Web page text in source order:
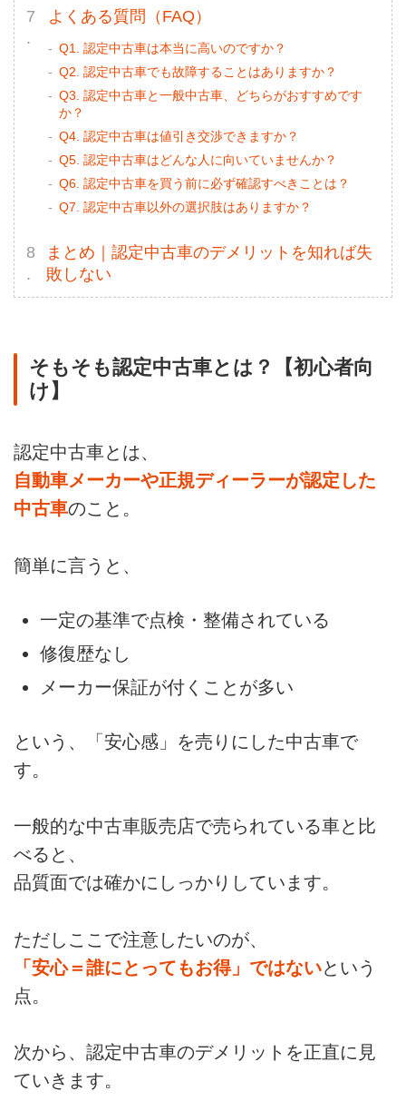
よくある質問（FAQ）
Q1. 認定中古車は本当に高いのですか？
Q2. 認定中古車でも故障することはありますか？
Q3. 認定中古車と一般中古車、どちらがおすすめです
か？
Q4. 認定中古車は値引き交渉できますか？
Q5. 認定中古車はどんな人に向いていませんか？
Q6. 認定中古車を買う前に必ず確認すべきことは？
Q7. 認定中古車以外の選択肢はありますか？
まとめ｜認定中古車のデメリットを知れば失
敗しない
そもそも認定中古車とは？【初心者向
け】
認定中古車とは、
自動車メーカーや正規ディーラーが認定した
中古車のこと。
簡単に言うと、
一定の基準で点検・整備されている
修復歴なし
メーカー保証が付くことが多い
という、「安心感」を売りにした中古車で
す。
一般的な中古車販売店で売られている車と比
べると、
品質面では確かにしっかりしています。
ただしここで注意したいのが、
「安心＝誰にとってもお得」ではないという
点。
次から、認定中古車のデメリットを正直に見
ていきます。